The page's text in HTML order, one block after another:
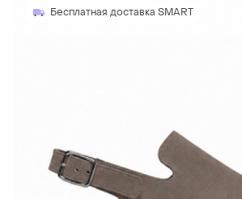
Бесплатная доставка SMART